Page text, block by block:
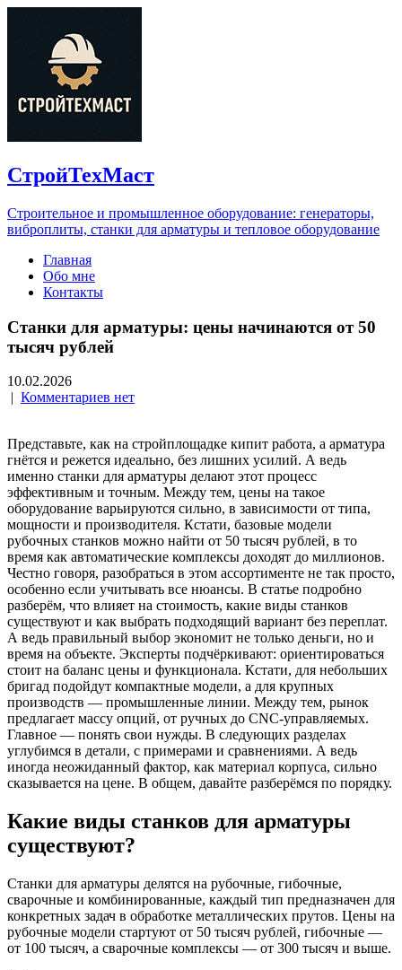
СтройТехМаст
Строительное и промышленное оборудование: генераторы,
виброплиты, станки для арматуры и тепловое оборудование
Главная
Обо мне
Контакты
Станки для арматуры: цены начинаются от 50
тысяч рублей
10.02.2026
| Комментариев нет
Представьте, как на стройплощадке кипит работа, а арматура
гнётся и режется идеально, без лишних усилий. А ведь
именно станки для арматуры делают этот процесс
эффективным и точным. Между тем, цены на такое
оборудование варьируются сильно, в зависимости от типа,
мощности и производителя. Кстати, базовые модели
рубочных станков можно найти от 50 тысяч рублей, в то
время как автоматические комплексы доходят до миллионов.
Честно говоря, разобраться в этом ассортименте не так просто,
особенно если учитывать все нюансы. В статье подробно
разберём, что влияет на стоимость, какие виды станков
существуют и как выбрать подходящий вариант без переплат.
А ведь правильный выбор экономит не только деньги, но и
время на объекте. Эксперты подчёркивают: ориентироваться
стоит на баланс цены и функционала. Кстати, для небольших
бригад подойдут компактные модели, а для крупных
производств — промышленные линии. Между тем, рынок
предлагает массу опций, от ручных до CNC-управляемых.
Главное — понять свои нужды. В следующих разделах
углубимся в детали, с примерами и сравнениями. А ведь
иногда неожиданный фактор, как материал корпуса, сильно
сказывается на цене. В общем, давайте разберёмся по порядку.
Какие виды станков для арматуры
существуют?
Станки для арматуры делятся на рубочные, гибочные,
сварочные и комбинированные, каждый тип предназначен для
конкретных задач в обработке металлических прутов. Цены на
рубочные модели стартуют от 50 тысяч рублей, гибочные —
от 100 тысяч, а сварочные комплексы — от 300 тысяч и выше.